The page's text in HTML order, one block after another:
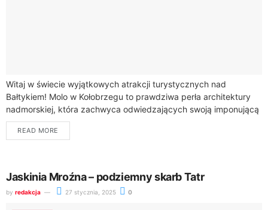
Witaj w świecie wyjątkowych atrakcji turystycznych nad
Bałtykiem! Molo w Kołobrzegu to prawdziwa perła architektury
nadmorskiej, która zachwyca odwiedzających swoją imponującą
długością 220 metrów i nowoczesnym designem.Zbudowane z
betonu molo...
READ MORE
Jaskinia Mroźna – podziemny skarb Tatr
by redakcja 27 stycznia, 2025 0